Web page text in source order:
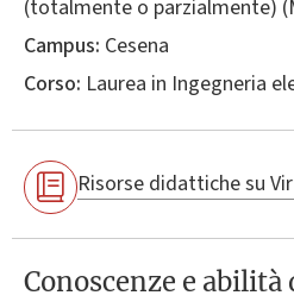
(totalmente o parzialmente)
Campus: Cesena
Corso: Laurea in Ingegneria
Risorse didattiche su
Conoscenze e abilità